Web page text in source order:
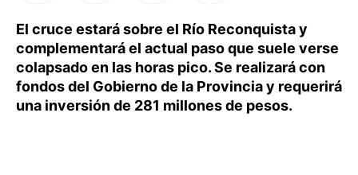
El cruce estará sobre el Río Reconquista y
complementará el actual paso que suele verse
colapsado en las horas pico. Se realizará con
fondos del Gobierno de la Provincia y requerirá
una inversión de 281 millones de pesos.